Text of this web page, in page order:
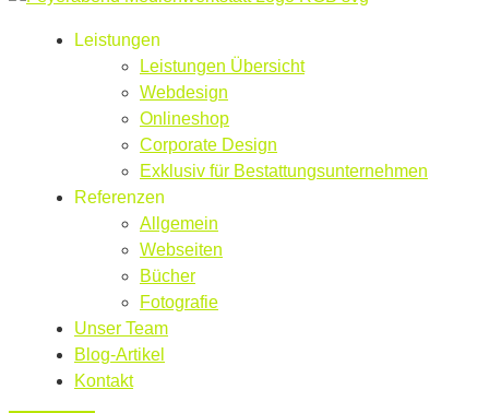
Leistungen
Leistungen Übersicht
Webdesign
Onlineshop
Corporate Design
Exklusiv für Bestattungsunternehmen
Referenzen
Allgemein
Webseiten
Bücher
Fotografie
Unser Team
Blog-Artikel
Kontakt